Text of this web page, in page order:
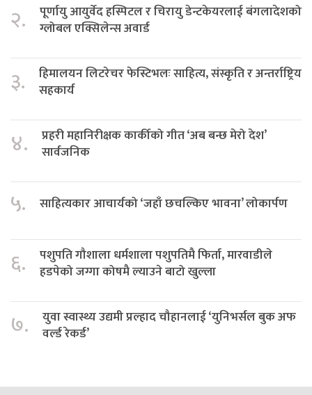
२.
पूर्णायु आयुर्वेद हस्पिटल र चिरायु डेन्टकेयरलाई बंगलादेशको
ग्लोबल एक्सिलेन्स अवार्ड
३.
हिमालयन लिटरेचर फेस्टिभलः साहित्य, संस्कृति र अन्तर्राष्ट्रिय
सहकार्य
४.
प्रहरी महानिरीक्षक कार्कीको गीत ‘अब बन्छ मेरो देश’
सार्वजनिक
५. साहित्यकार आचार्यको ‘जहाँ छचल्किए भावना’ लोकार्पण
६.
पशुपति गौशाला धर्मशाला पशुपतिमै फिर्ता, मारवाडीले
हडपेको जग्गा कोषमै ल्याउने बाटो खुल्ला
७.
युवा स्वास्थ्य उद्यमी प्रल्हाद चौहानलाई ‘युनिभर्सल बुक अफ
वर्ल्ड रेकर्ड’